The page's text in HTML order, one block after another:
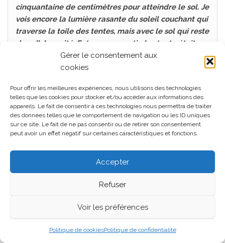
Gérer le consentement aux
cookies
Pour offrir les meilleures expériences, nous utilisons des technologies
telles que les cookies pour stocker et/ou accéder aux informations des
appareils. Le fait de consentir à ces technologies nous permettra de traiter
des données telles que le comportement de navigation ou les ID uniques
sur ce site. Le fait de ne pas consentir ou de retirer son consentement
peut avoir un effet négatif sur certaines caractéristiques et fonctions.
Accepter
Refuser
Voir les préférences
Politique de cookiesPolitique de confidentialité
cinquantaine de centimètres pour atteindre le sol. Je
vois encore la lumière rasante du soleil couchant qui
traverse la toile des tentes, mais avec le sol qui reste
dans l’obscurité. Enterrer en partie les tente était un
moyen de mieux garder la chaleur. Il y avait sur le
sol une sorte de tatami (mais plus fin que ceux qui se
bonne température dans l’abri. Mais les tentes
n’étaient pas utilisées au milieu de l’hiver. Il y avait
une pause. De toute façon, pas de combats en cette
période, exception faite des combats de boules de
Quelques années après mon entrée à l’armée, il y a
eu une grosse neige qui est arrivée tôt dans la
saison, donc avant que le camp ferme pour la pause
attelage spécial avec une partie qui ressemblait à
un chasse neige. Deux chevaux étaient attelés
devant le « chasse-neige » et quatre derrière